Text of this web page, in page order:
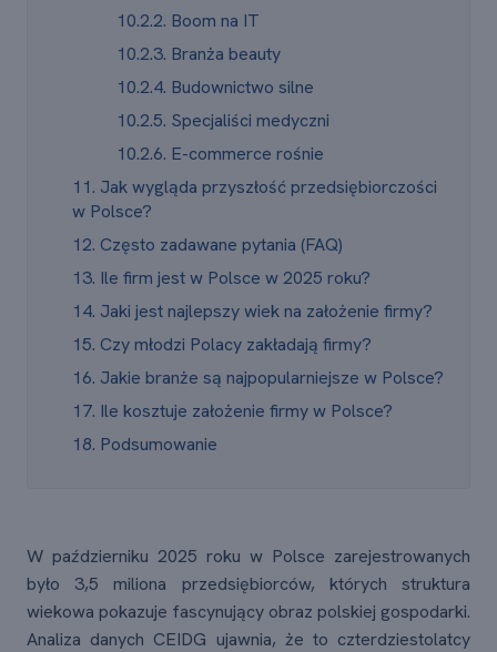
10.2.2. Boom na IT
10.2.3. Branża beauty
10.2.4. Budownictwo silne
10.2.5. Specjaliści medyczni
10.2.6. E-commerce rośnie
11. Jak wygląda przyszłość przedsiębiorczości
w Polsce?
12. Często zadawane pytania (FAQ)
13. Ile firm jest w Polsce w 2025 roku?
14. Jaki jest najlepszy wiek na założenie firmy?
15. Czy młodzi Polacy zakładają firmy?
16. Jakie branże są najpopularniejsze w Polsce?
17. Ile kosztuje założenie firmy w Polsce?
18. Podsumowanie
W październiku 2025 roku w Polsce zarejestrowanych
było 3,5 miliona przedsiębiorców, których struktura
wiekowa pokazuje fascynujący obraz polskiej gospodarki.
Analiza danych CEIDG ujawnia, że to czterdziestolatcy